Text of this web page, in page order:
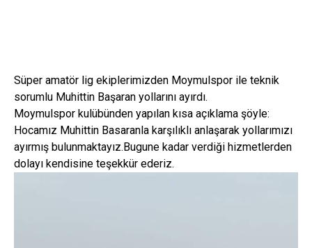
Süper amatör lig ekiplerimizden Moymulspor ile teknik
sorumlu Muhittin Başaran yollarını ayırdı.
Moymulspor kulübünden yapılan kısa açıklama şöyle:
Hocamız Muhittin Basaranla karşılıklı anlaşarak yollarımızı
ayırmış bulunmaktayız.Bugune kadar verdiği hizmetlerden
dolayı kendisine teşekkür ederiz.